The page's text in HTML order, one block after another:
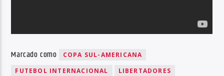
Marcado como
COPA SUL-AMERICANA
FUTEBOL INTERNACIONAL
LIBERTADORES